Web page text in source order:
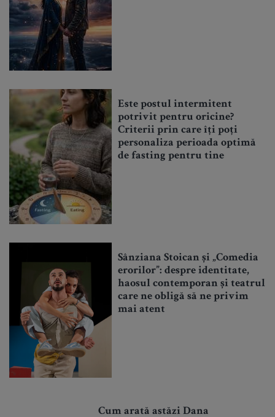
Este postul intermitent
potrivit pentru oricine?
Criterii prin care îți poți
personaliza perioada optimă
de fasting pentru tine
Sânziana Stoican și „Comedia
erorilor”: despre identitate,
haosul contemporan și teatrul
care ne obligă să ne privim
mai atent
Cum arată astăzi Dana